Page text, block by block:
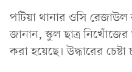
পটিয়া থানার ওসি
জানান, স্কুল ছাত্র
করা হয়েছে। উদ্ধারের চেষ্টা